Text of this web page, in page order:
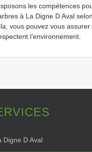
les compétences
à La Digne D Aval
vous pouvez vous
l’environnement.
Digne D Aval